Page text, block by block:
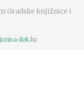
Gradske knjižnice i
ilok.hr